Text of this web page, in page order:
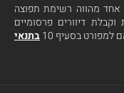
מהווה רשימת תפוצה
דיוורים פרסומיים
בסעיף 10
בתנאי